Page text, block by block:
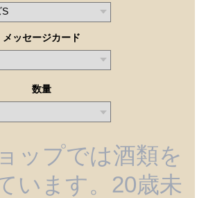
メッセージカード
数量
ップでは酒類を
います。20歳未